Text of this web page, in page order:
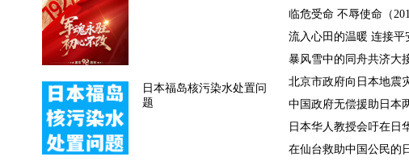
日本福岛核污染水处置问
题
临危受命 不辱使命（
流入心田的温暖 连接平
暴风雪中的同舟共济大
北京市政府向日本地震
中国政府无偿援助日本
日本华人教授会吁在日
在仙台救助中国公民的